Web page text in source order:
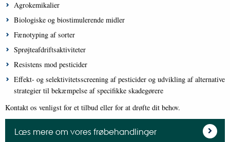
Agrokemikalier
Biologiske og biostimulerende midler
Fænotyping af sorter
Sprøjteafdriftsaktiviteter
Resistens mod pesticider
Effekt- og selektivitetsscreening af pesticider og udvikling af alternative
strategier til bekæmpelse af specifikke skadegørere
Kontakt os venligst for et tilbud eller for at drøfte dit behov.
Læs mere om vores frøbehandlinger